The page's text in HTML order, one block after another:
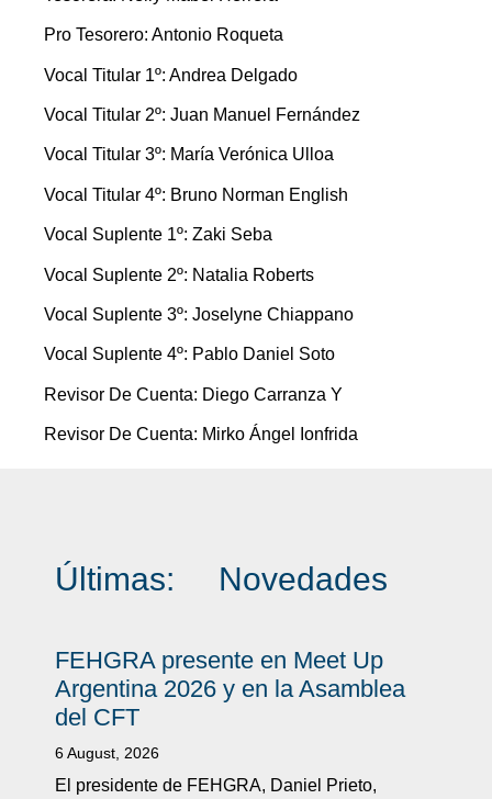
Pro Tesorero: Antonio Roqueta
Vocal Titular 1º: Andrea Delgado
Vocal Titular 2º: Juan Manuel Fernández
Vocal Titular 3º: María Verónica Ulloa
Vocal Titular 4º: Bruno Norman English
Vocal Suplente 1º: Zaki Seba
Vocal Suplente 2º: Natalia Roberts
Vocal Suplente 3º: Joselyne Chiappano
Vocal Suplente 4º: Pablo Daniel Soto
Revisor De Cuenta: Diego Carranza Y
Revisor De Cuenta: Mirko Ángel Ionfrida
Últimas: Novedades
FEHGRA presente en Meet Up
Argentina 2026 y en la Asamblea
del CFT
6 August, 2026
El presidente de FEHGRA, Daniel Prieto,